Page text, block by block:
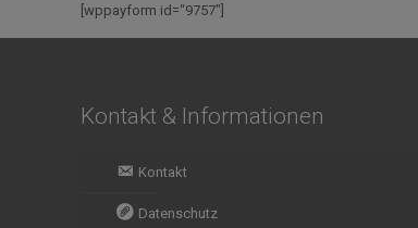
[wppayform id=“9757″]
Kontakt & Informationen
Kontakt
Datenschutz